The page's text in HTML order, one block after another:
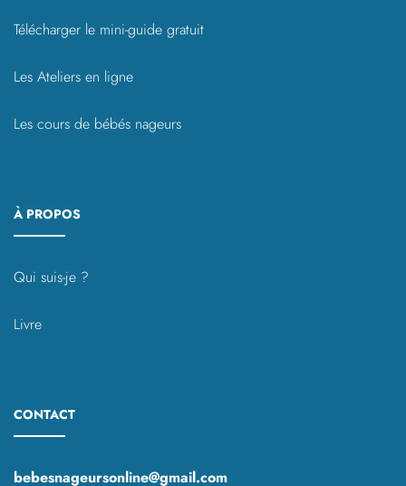
Télécharger le mini-guide gratuit
Les Ateliers en ligne
Les cours de bébés nageurs
À PROPOS
Qui suis-je ?
Livre
CONTACT
bebesnageursonline@gmail.com